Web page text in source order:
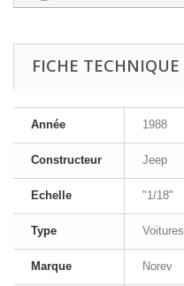
FICHE TECHNIQUE
Année 1988
Constructeur Jeep
Echelle "1/18"
Type Voitures
Marque Norev